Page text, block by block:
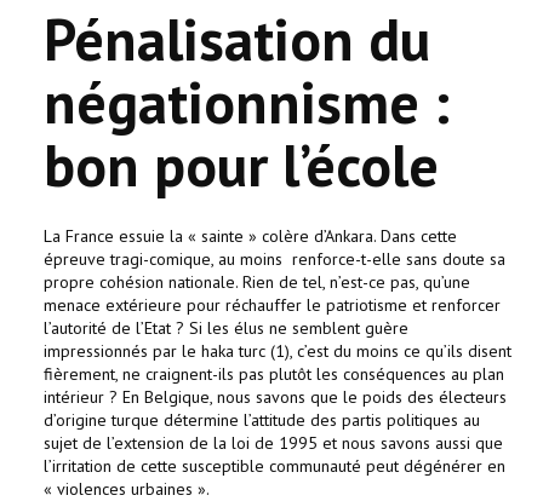
ACTUALITÉ
COMMUNAUTÉ
EVÉNEMENTS
EGLISE
LE CENTRE
CONTACT
Pénalisation du
négationnisme :
bon pour l’école
La France essuie la « sainte » colère d’Ankara. Dans cette
épreuve tragi-comique, au moins renforce-t-elle sans doute sa
propre cohésion nationale. Rien de tel, n’est-ce pas, qu’une
menace extérieure pour réchauffer le patriotisme et renforcer
l’autorité de l’Etat ? Si les élus ne semblent guère
impressionnés par le haka turc (1), c’est du moins ce qu’ils disent
fièrement, ne craignent-ils pas plutôt les conséquences au plan
intérieur ? En Belgique, nous savons que le poids des électeurs
d’origine turque détermine l’attitude des partis politiques au
sujet de l’extension de la loi de 1995 et nous savons aussi que
l’irritation de cette susceptible communauté peut dégénérer en
« violences urbaines ».